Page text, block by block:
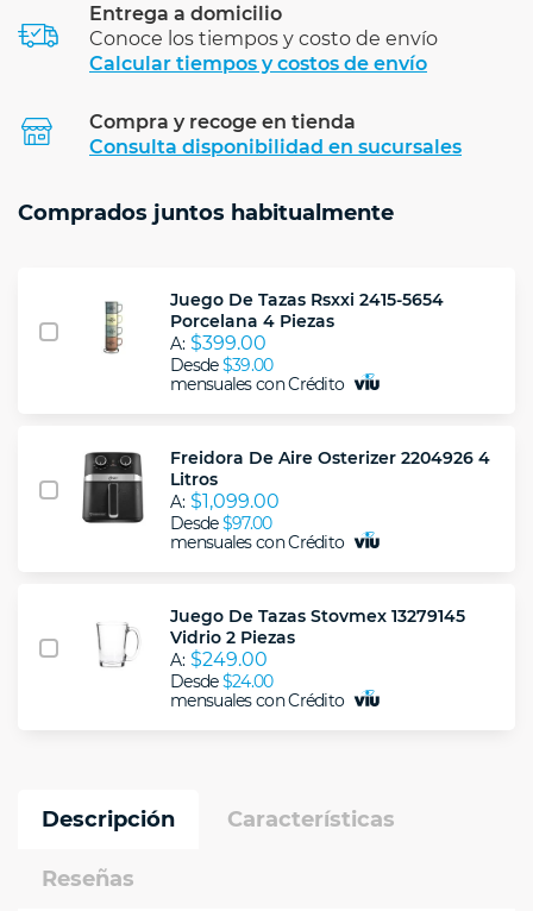
Entrega a domicilio
Conoce los tiempos y costo de envío
Calcular tiempos y costos de envío
Compra y recoge en tienda
Consulta disponibilidad en sucursales
Comprados juntos habitualmente
Juego De Tazas Rsxxi 2415-5654
Porcelana 4 Piezas
A: $399.00
Desde$39.00
mensuales con Crédito
Freidora De Aire Osterizer 2204926 4
Litros
A: $1,099.00
Desde$97.00
mensuales con Crédito
Juego De Tazas Stovmex 13279145
Vidrio 2 Piezas
A: $249.00
Desde$24.00
mensuales con Crédito
Descripción Características
Reseñas